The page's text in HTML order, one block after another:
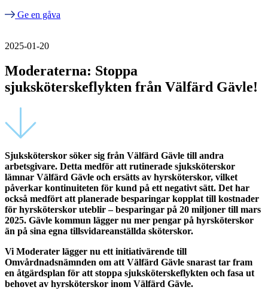
Ge en gåva
2025-01-20
Moderaterna: Stoppa
sjuksköterskeflykten från Välfärd Gävle!
Sjuksköterskor söker sig från Välfärd Gävle till andra
arbetsgivare. Detta medför att rutinerade sjuksköterskor
lämnar Välfärd Gävle och ersätts av hyrsköterskor, vilket
påverkar kontinuiteten för kund på ett negativt sätt. Det har
också medfört att planerade besparingar kopplat till kostnader
för hyrsköterskor uteblir – besparingar på 20 miljoner till mars
2025. Gävle kommun lägger nu mer pengar på hyrsköterskor
än på sina egna tillsvidareanställda sköterskor.
Vi Moderater lägger nu ett initiativärende till
Omvårdnadsnämnden om att Välfärd Gävle snarast tar fram
en åtgärdsplan för att stoppa sjuksköterskeflykten och fasa ut
behovet av hyrsköterskor inom Välfärd Gävle.